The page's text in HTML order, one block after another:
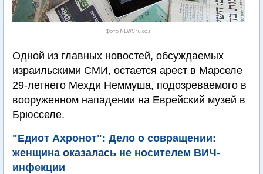
Фото NEWSru.co.il
Одной из главных новостей, обсуждаемых
израильскими СМИ, остается арест в Марселе
29-летнего Мехди Неммуша, подозреваемого в
вооруженном нападении на Еврейский музей в
Брюсселе.
"Едиот Ахронот": Дело о совращении:
женщина оказалась не носителем ВИЧ-
инфекции